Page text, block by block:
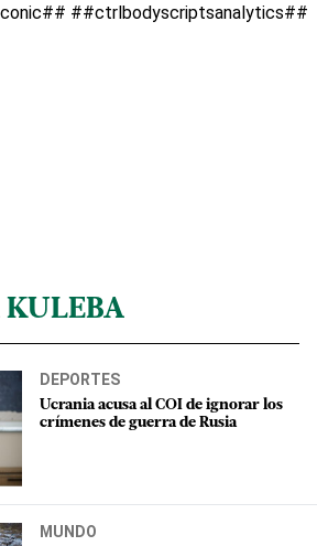
##ctrlbodyscriptsanalytics##
KULEBA
DEPORTES
Ucrania acusa al COI de ignorar los
crímenes de guerra de Rusia
MUNDO